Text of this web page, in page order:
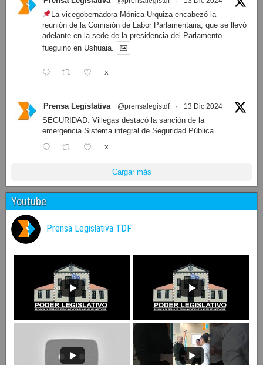
La vicegobernadora Mónica Urquiza encabezó la
reunión de la Comisión de Labor Parlamentaria, que se llevó
adelante en la sede de la presidencia del Parlamento
fueguino en Ushuaia.
X
Prensa Legislativa @prensalegistdf · 13 Dic 2024
SEGURIDAD: Villegas destacó la sanción de la
emergencia Sistema integral de Seguridad Pública
X
Cargar más
Youtube
Prensa Legislativa TDF